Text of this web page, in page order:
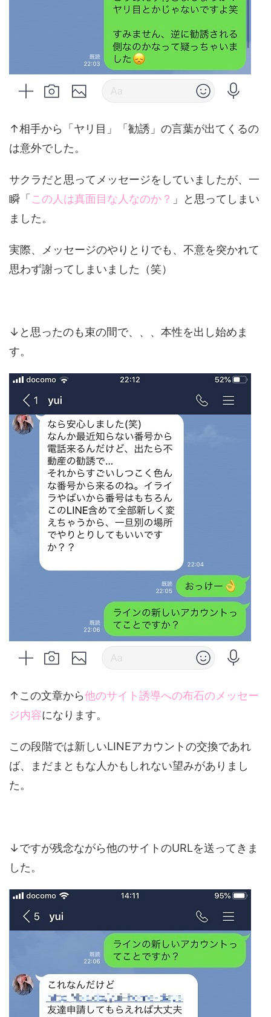
↑相手から「ヤリ目」「勧誘」の言葉が出てくるの
は意外でした。
サクラだと思ってメッセージをしていましたが、一
瞬「この人は真面目な人なのか？ 」と思ってしまい
ました。
実際、メッセージのやりとりでも、不意を突かれて
思わず謝ってしまいました（笑）
↓と思ったのも束の間で、、、本性を出し始めま
す。
↑この文章から他のサイト誘導への布石のメッセー
ジ内容になります。
この段階では新しいLINEアカウントの交換であれ
ば、まだまともな人かもしれない望みがありまし
た。
↓ですが残念ながら他のサイトのURLを送ってきま
した。